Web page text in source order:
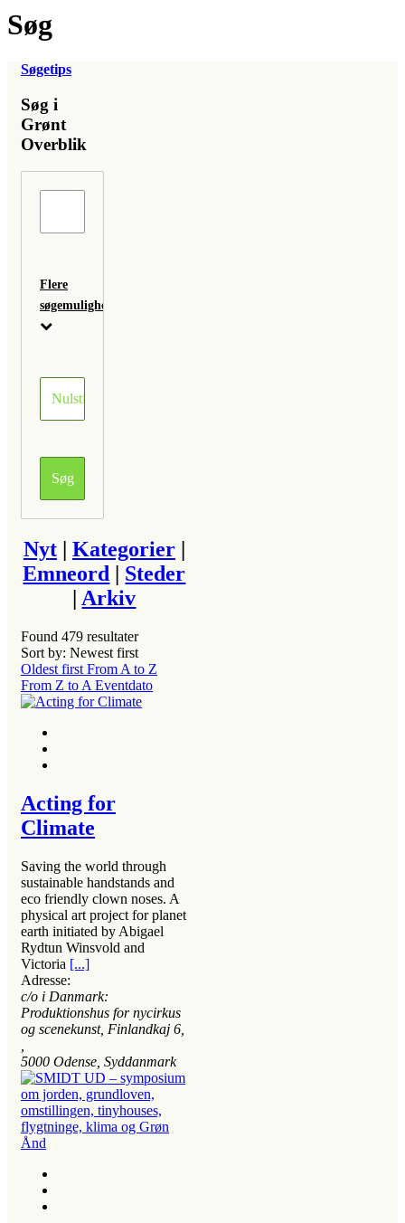
Søg
Søgetips
Søg i
Grønt
Overblik
Flere
søgemuligheder
Nyt| Kategorier|
Emneord
Steder
|Arkiv
Found 479 resultater
Sort by: Newest first
Oldest first From A to Z
From Z to A Eventdato
Acting for
Climate
Saving the world through
sustainable handstands and
eco friendly clown noses. A
physical art project for planet
earth initiated by Abigael
Rydtun Winsvold and
Victoria [...]
Adresse:
c/o i Danmark:
Produktionshus for nycirkus
og scenekunst, Finlandkaj 6
5000 Odense, Syddanmark